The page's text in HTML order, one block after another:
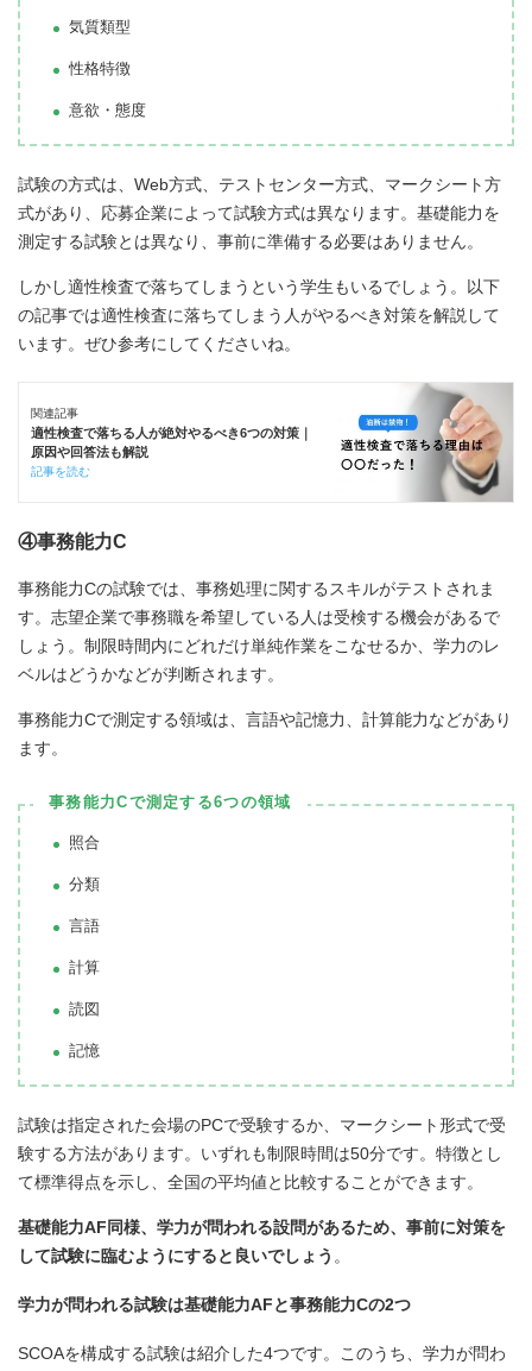
気質類型
性格特徴
意欲・態度
試験の方式は、Web方式、テストセンター方式、マークシート方
式があり、応募企業によって試験方式は異なります。基礎能力を
測定する試験とは異なり、事前に準備する必要はありません。
しかし適性検査で落ちてしまうという学生もいるでしょう。以下
の記事では適性検査に落ちてしまう人がやるべき対策を解説して
います。ぜひ参考にしてくださいね。
関連記事
適性検査で落ちる人が絶対やるべき6つの対策｜
原因や回答法も解説
記事を読む
④事務能力C
事務能力Cの試験では、事務処理に関するスキルがテストされま
す。志望企業で事務職を希望している人は受検する機会があるで
しょう。制限時間内にどれだけ単純作業をこなせるか、学力のレ
ベルはどうかなどが判断されます。
事務能力Cで測定する領域は、言語や記憶力、計算能力などがあり
ます。
事務能力Cで測定する6つの領域
照合
分類
言語
計算
読図
記憶
試験は指定された会場のPCで受験するか、マークシート形式で受
験する方法があります。いずれも制限時間は50分です。特徴とし
て標準得点を示し、全国の平均値と比較することができます。
基礎能力AF同様、学力が問われる設問があるため、事前に対策を
して試験に臨むようにすると良いでしょう 。
学力が問われる試験は基礎能力AFと事務能力Cの2つ
SCOAを構成する試験は紹介した4つです。このうち、学力が問わ